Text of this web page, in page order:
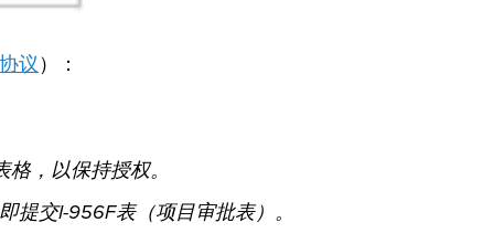
议）：
，以保持授权。
交I-956F表（项目审批表）。